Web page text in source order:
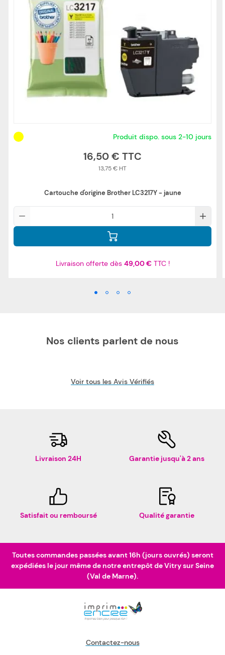
Produit dispo. sous 2-10 jours
16,50 €
13,75 €
Cartouche d'origine Brother LC3217Y - jaune
Livraison offerte dès 49,00 €TTC !
Nos clients parlent de nous
Voir tous les Avis Vérifiés
Livraison 24H Garantie jusqu'à 2 ans
Satisfait ou remboursé Qualité garantie
Toutes commandes passées avant 16h (jours ouvrés) seront
expédiées le jour même de notre entrepôt de Vitry sur Seine
(Val de Marne).
Contactez-nous